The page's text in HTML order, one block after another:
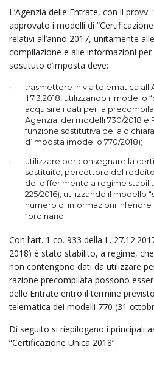
L’Agenzia delle En­tra­te, con il provv.
approvato i modelli di
relativi all’anno 2017, unitamente
compilazione e alle informazioni
sostituto d’imposta deve:
trasmettere in via telematica
il 7.3.2018, utilizzando il modello
acquisire i dati per la
Agenzia, dei modelli 730/2018 e
funzione sostitutiva della
d’imposta (modello 770/2018);
utilizzare per consegnare la
sostituito, percettore del
del differimento a regime
225/2016), utilizzando il modello
numero di informazioni
“ordinario”.
Con l’art. 1 co. 933 della L.
2018) è stato stabilito, a regime,
non contengono dati da utilizzare
ra­zione precompilata possono
delle Entrate entro il termine
telematica dei modelli 770 (31
Di seguito si riepilogano i principali
“Certificazione Unica 2018”.